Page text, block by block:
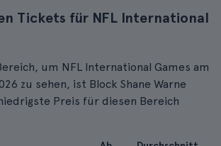
Tickets für NFL International
um NFL International Games am
zu sehen, ist Block Shane Warne
Preis für diesen Bereich